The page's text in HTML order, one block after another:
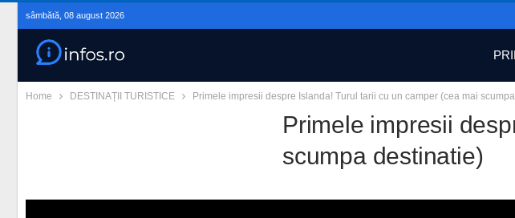
sâmbătă, 08 august 2026
Home DESTINAȚII TURISTICE Primele impresii despre Islanda! Turul tarii cu un camper (cea mai
Primele impresii
scumpa destinatie)